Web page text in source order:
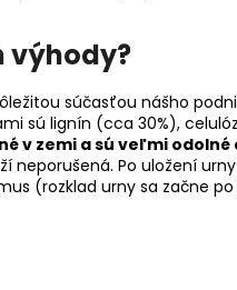
výhody?
súčasťou nášho
sú lignín (cca 30%),
v zemi a sú veľmi odolné
neporušená. Po uložení
(rozklad urny sa začne